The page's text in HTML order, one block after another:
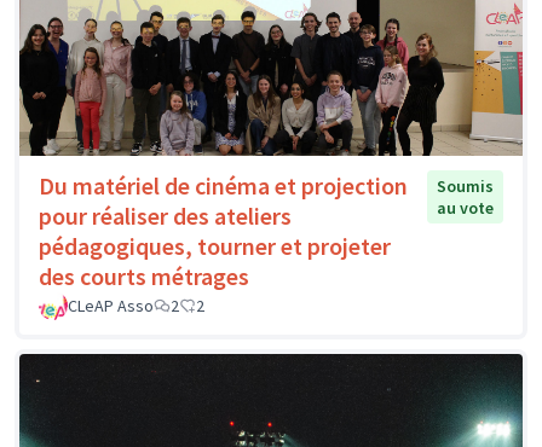
Du matériel de cinéma et projection
pour réaliser des ateliers
pédagogiques, tourner et projeter
des courts métrages
Soumis
au vote
CLeAP Asso 2 2